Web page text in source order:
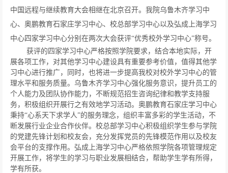
中国远程与继续教育大会相继在北京召开。我院乌鲁木齐学习中
心、奥鹏教育石家庄学习中心、校总部学习中心以及弘成上海学习
中心四家学习中心分别在两次大会获评“优秀校外学习中心”称号。
获评的四家学习中心严格按照学院要求，结合本地实际，开
展各项工作，对其他学习中心建设具有重要参考价值，值得其他学
习中心进行推广，同时，也将进一步提高我校对校外学习中心的管
理水平和服务质量。乌鲁木齐学习中心强化服务意识，提升员工的
个人能力及团队协作能力，不断规范招生咨询纪律和教学支持服
务，积极组织开展行之有效地学习活动。奥鹏教育石家庄学习中心
秉持“心系天下求学人”的服务理念，组织丰富多彩的学生活动，不
断发展行业企业合作伙伴。校总部学习中心积极组织学生参与学院
的党建先锋计划和校友会，充分发挥党员的先锋模范作用以及校友
会平台的支撑作用。弘成上海学习中心严格依照学院各项管理规定
开展工作，将学生的学习与职业发展相结合，帮助学生学有所得，
学有所获。